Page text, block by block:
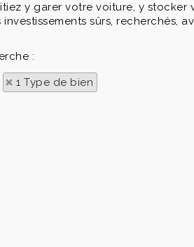
y garer votre voiture, y stocker
sûrs, recherchés,
:
1 Type de bien